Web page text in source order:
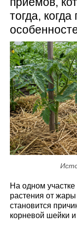
тогда,
На одном участке
растения от
становится
корневой шейки